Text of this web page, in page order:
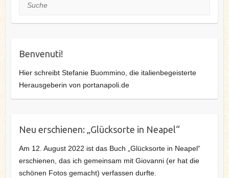
Benvenuti!
Hier schreibt Stefanie Buommino, die italienbegeisterte
Herausgeberin von portanapoli.de
Neu erschienen: „Glücksorte in Neapel“
Am 12. August 2022 ist das Buch „Glücksorte in Neapel“
erschienen, das ich gemeinsam mit Giovanni (er hat die
schönen Fotos gemacht) verfassen durfte.